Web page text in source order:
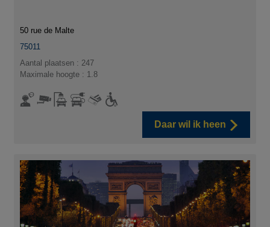
50 rue de Malte
75011
Aantal plaatsen : 247
Maximale hoogte : 1.8
Daar wil ik heen